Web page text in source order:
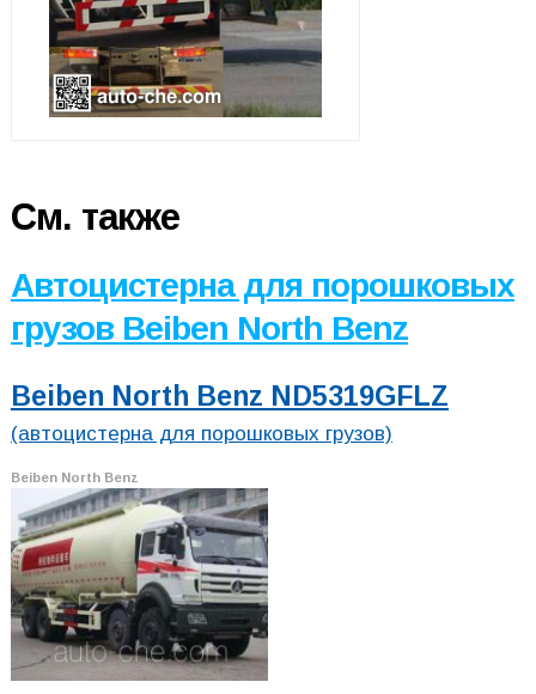
См. также
Автоцистерна для порошковых
грузов Beiben North Benz
Beiben North Benz ND5319GFLZ
(автоцистерна для порошковых грузов)
Beiben North Benz